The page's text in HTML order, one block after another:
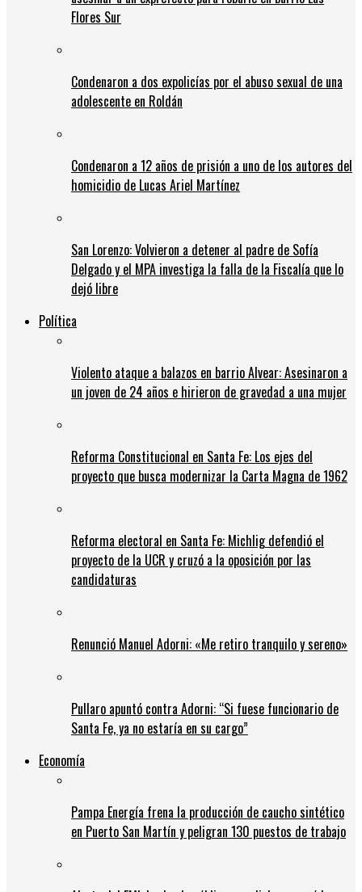
Flores Sur
Condenaron a dos expolicías por el abuso sexual de una
adolescente en Roldán
Condenaron a 12 años de prisión a uno de los autores del
homicidio de Lucas Ariel Martínez
San Lorenzo: Volvieron a detener al padre de Sofía
Delgado y el MPA investiga la falla de la Fiscalía que lo
dejó libre
Política
Violento ataque a balazos en barrio Alvear: Asesinaron a
un joven de 24 años e hirieron de gravedad a una mujer
Reforma Constitucional en Santa Fe: Los ejes del
proyecto que busca modernizar la Carta Magna de 1962
Reforma electoral en Santa Fe: Michlig defendió el
proyecto de la UCR y cruzó a la oposición por las
candidaturas
Renunció Manuel Adorni: «Me retiro tranquilo y sereno»
Pullaro apuntó contra Adorni: “Si fuese funcionario de
Santa Fe, ya no estaría en su cargo”
Economía
Pampa Energía frena la producción de caucho sintético
en Puerto San Martín y peligran 130 puestos de trabajo